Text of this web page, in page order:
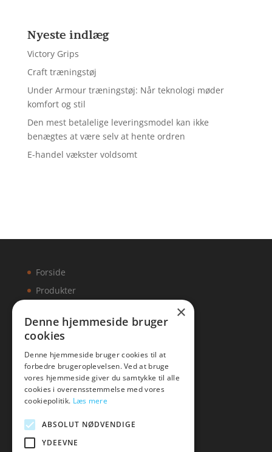
Nyeste indlæg
Victory Grips
Craft træningstøj
Under Armour træningstøj: Når teknologi møder
komfort og stil
Den mest betalelige leveringsmodel kan ikke
benægtes at være selv at hente ordren
E-handel vækster voldsomt
Forside
Produkter
Artikler
Malawigruppen
Mail:hej@malawigruppen.dk
×
Denne hjemmeside bruger
cookies
Denne hjemmeside bruger cookies til at
forbedre brugeroplevelsen. Ved at bruge
vores hjemmeside giver du samtykke til alle
cookies i overensstemmelse med vores
cookiepolitik. Læs mere
ABSOLUT NØDVENDIGE
YDEEVNE